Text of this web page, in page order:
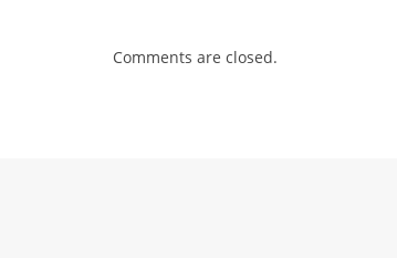
Comments are closed.